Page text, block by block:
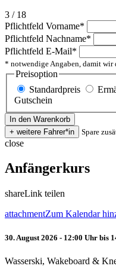
3 / 18
Pflichtfeld Vorname*
Pflichtfeld Nachname*
Pflichtfeld E-Mail*
* notwendige Angaben, damit
Preisoption
Standardpreis
Gutschein
Spare
close
Anfängerkurs
shareLink teilen
attachmentZum Kalendar
30. August 2026 - 12:00 Uhr bis
Wasserski, Wakeboard &